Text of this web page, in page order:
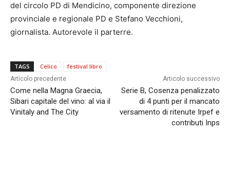
del circolo PD di Mendicino, componente direzione
provinciale e regionale PD e Stefano Vecchioni,
giornalista. Autorevole il parterre.
TAGS Celico festival libro
Articolo precedente
Come nella Magna Graecia,
Sibari capitale del vino: al via il
Vinitaly and The City
Articolo successivo
Serie B, Cosenza penalizzato
di 4 punti per il mancato
versamento di ritenute Irpef e
contributi Inps